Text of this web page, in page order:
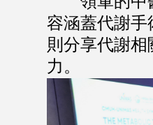
容涵蓋代謝手
則分享代謝
力。